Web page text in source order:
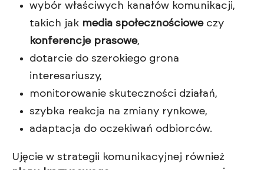
wybór właściwych kanałów komunikacji,
takich jak media społecznościoweczy
konferencje prasowe,
dotarcie do szerokiego grona
interesariuszy,
monitorowanie skuteczności działań,
szybka reakcja na zmiany rynkowe,
adaptacja do oczekiwań odbiorców.
Ujęcie w strategii komunikacyjnej również